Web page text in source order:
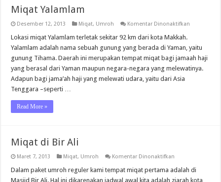
Miqat Yalamlam
Desember 12, 2013 Miqat, Umroh Komentar Dinonaktifkan
Lokasi miqat Yalamlam terletak sekitar 92 km dari kota Makkah.
Yalamlam adalah nama sebuah gunung yang berada di Yaman, yaitu
gunung Tihama. Daerah ini merupakan tempat miqat bagi jamaah haji
yang berasal dari Yaman maupun negara-negara yang melewatinya.
Adapun bagi jama’ah haji yang melewati udara, yaitu dari Asia
Tenggara –seperti …
Read More »
Miqat di Bir Ali
Maret 7, 2013 Miqat, Umroh Komentar Dinonaktifkan
di
Dalam paket umroh reguler kami tempat miqat pertama adalah di
Masjid Bir Ali. Hal ini dikarenakan jadwal awal kita adalah ziarah kota